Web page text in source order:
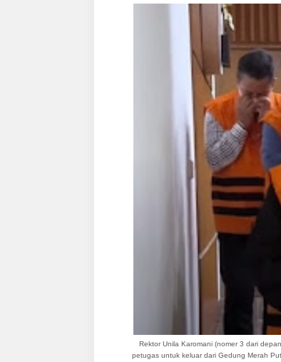
Rektor Unila Karomani (nomer 3 dari
petugas untuk keluar dari Gedung Merah